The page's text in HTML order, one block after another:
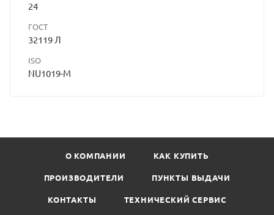
24
ГОСТ
32119 Л
ISO
NU1019-M
О КОМПАНИИ КАК КУПИТЬ
ПРОИЗВОДИТЕЛИ ПУНКТЫ ВЫДАЧИ
КОНТАКТЫ ТЕХНИЧЕСКИЙ СЕРВИС